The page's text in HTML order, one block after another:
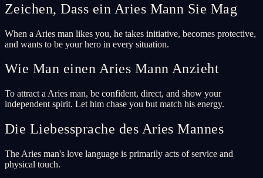
Zeichen, Dass ein Aries Mann Sie Mag
When a Aries man likes you, he takes initiative, becomes protective,
and wants to be your hero in every situation.
Wie Man einen Aries Mann Anzieht
To attract a Aries man, be confident, direct, and show your
independent spirit. Let him chase you but match his energy.
Die Liebessprache des Aries Mannes
The Aries man's love language is primarily acts of service and
physical touch.